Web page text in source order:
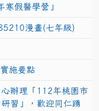
寒假醫學營」
漫畫(七年級)
施要點
辦理「112年桃園市
習」，歡迎同仁踴